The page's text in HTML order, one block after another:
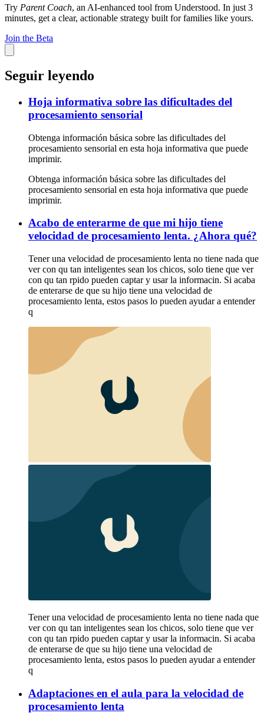
Try Parent Coach, an AI-enhanced tool from Understood. In just 3
minutes, get a clear, actionable strategy built for families like yours.
Join the Beta
Seguir leyendo
Hoja informativa sobre las dificultades del
procesamiento sensorial
Obtenga información básica sobre las dificultades del
procesamiento sensorial en esta hoja informativa que puede
imprimir.
Obtenga información básica sobre las dificultades del
procesamiento sensorial en esta hoja informativa que puede
imprimir.
Acabo de enterarme de que mi hijo tiene
velocidad de procesamiento lenta. ¿Ahora qué?
Tener una velocidad de procesamiento lenta no tiene nada que
ver con qu tan inteligentes sean los chicos, solo tiene que ver
con qu tan rpido pueden captar y usar la informacin. Si acaba
de enterarse de que su hijo tiene una velocidad de
procesamiento lenta, estos pasos lo pueden ayudar a entender
q
Tener una velocidad de procesamiento lenta no tiene nada que
ver con qu tan inteligentes sean los chicos, solo tiene que ver
con qu tan rpido pueden captar y usar la informacin. Si acaba
de enterarse de que su hijo tiene una velocidad de
procesamiento lenta, estos pasos lo pueden ayudar a entender
q
Adaptaciones en el aula para la velocidad de
procesamiento lenta